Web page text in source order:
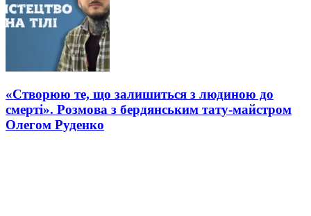
«Створюю те, що залишиться з людиною до
смерті». Розмова з бердянським тату-майстром
Олегом Руденко